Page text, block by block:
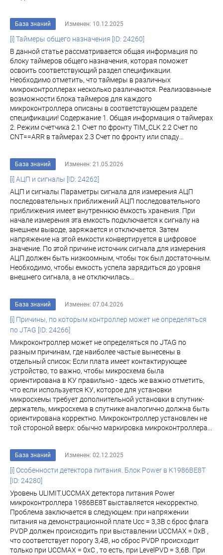
База знаний Изменен: 10.12.2025
[i] Таймеры общего назначения [ID: 24260]
В данной статье рассматривается общая информация по
блоку таймеров общего назначения, которая поможет
освоить соответствующий раздел спецификации.
Необходимо отметить, что таймеры в различных
микроконтроллерах несколько различаются. Реализованные
возможности блока таймеров для каждого
микроконтроллера описаны в соответствующем разделе
спецификации! Содержание 1. Общая информация о таймерах
2. Режим счетчика 2.1 Счет по фронту TIM_CLK 2.2 Счет по
CNT==ARR в таймерах 2.3 Счет по фронту или спаду...
База знаний Изменен: 21.05.2026
[i] АЦП и сигналы [ID: 24262]
АЦП и сигналы Параметры сигнала для измерения АЦП
последовательных приближений АЦП последовательного
приближения имеет внутреннюю ёмкость хранения. При
начале измерения эта емкость подключается к сигналу на
внешнем выводе, заряжается и отключается. Затем
напряжение на этой емкости конвертируется в цифровое
значение. По этой причине источник сигнала для измерения
АЦП должен быть низкоомным, чтобы ток был достаточным.
Необходимо, чтобы емкость успела зарядиться до уровня
внешнего сигнала, а не отключилась...
База знаний Изменен: 07.04.2026
[i] Причины, по которым контроллер может не определяться
по JTAG [ID: 24266]
Микроконтроллер может не определяться по JTAG по
разным причинам, где наиболее частые вынесены в
отдельный список: Если плата имеет контактирующее
устройство, то важно, чтобы микросхема была
ориентирована в КУ правильно - здесь же важно отметить,
что если используется КУ, которое для установки
микросхемы требует дополнительной установки в спутник-
держатель, микросхема в спутнике аналогично должна быть
ориентирована корректно. Микроконтроллер установлен не
той стороной вверх: обычно маркировка микроконтроллера...
База знаний Изменен: 02.12.2025
[i] Особенности детектора питания. Блок Power в К1986ВЕ8T
[ID: 24280]
Уровень ULIMIT.UCCMAX детектора питания Power
микроконтроллера 1986ВЕ8Т выставляется некорректно.
Проблема заключается в следующем: при напряжении
питания на демонстрационной плате Ucc = 3,3В с брос флага
PVDP должен происходить при выставлении UCCMAX = 0хВ ,
что соответствует порогу 3,4В, но сброс PVDP происходит
только при UCCMAX = 0хС , то есть, при LevelPVD = 3,6В. При